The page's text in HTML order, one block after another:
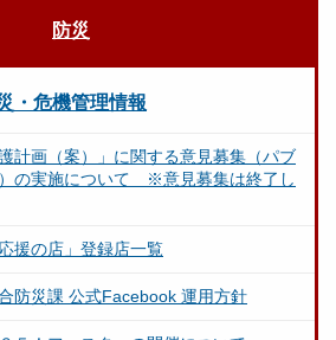
防災
・危機管理情報
計画（案）」に関する意見募集（パブ
の実施について ※意見募集は終了し
援の店」登録店一覧
防災課 公式Facebook 運用方針